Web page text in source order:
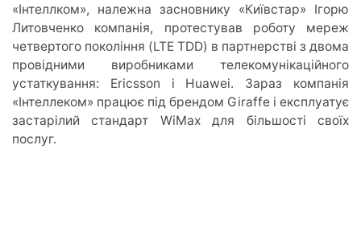
«Інтеллком», належна засновнику «Київстар» Ігорю
Литовченко компанія, протестував роботу мереж
четвертого покоління (LTE TDD) в партнерстві з двома
провідними виробниками телекомунікаційного
устаткування: Ericsson і Huawei. Зараз компанія
«Інтеллеком» працює під брендом Giraffe і експлуатує
застарілий стандарт WiMax для більшості своїх
послуг.